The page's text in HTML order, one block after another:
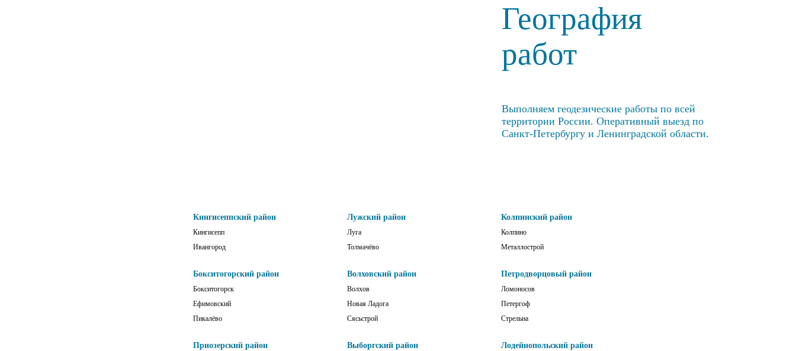
География
работ
Выполняем геодезические работы по всей
территории России. Оперативный выезд по
Санкт-Петербургу и Ленинградской области.
Кингисеппский район
Кингисепп
Ивангород
Лужский район
Луга
Толмачёво
Колпинский район
Колпино
Металлострой
Бокситогорский район
Бокситогорск
Ефимовский
Пикалёво
Волховский район
Волхов
Новая Ладога
Сясьстрой
Петродворцовый район
Ломоносов
Петергоф
Стрельна
Приозерский район Выборгский район Лодейнопольский район